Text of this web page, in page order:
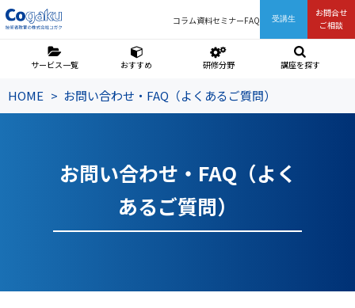
コラム資料セミナーFAQ 受講生
お問合せ
ご相談
サービス一覧 おすすめ 研修分野 講座を探す
HOME お問い合わせ・FAQ（よくあるご質問）
お問い合わせ・FAQ（よく
あるご質問）